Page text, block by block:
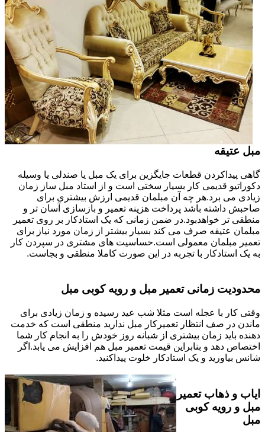
مبل عتیقه
گاهی پیداکردن قطعات جایگزین برای یک مبل یا صندلی یا وسیله
دکوراتیو قدیمی کار بسیار سختی است و از استاد مبل ساز زمان
زیادی می برد.هر چه آن مبلمان قدیمی ارزش بیشتری برای
صاحبش داشته باشد پرداخت هزینه تعمیر و بازسازی آسان تر و
منطقی تر خواهدبود.در ضمن زمانی که یک استادکار بر روی تعمیر
مبلمان عتیقه صرف می کند بسیار بیشتر از زمان مورد نیاز برای
تعمیر مبلمان معمولی است.حساسیت های مشتری در سپردن کار
به یک استادکار با تجربه در این صورت کاملا منطقی و بجاست.
محدودیت زمانی تعمیر مبل و رویه کوبی مبل
وقتی کار با عجله است مثلا شب عید رسیده و زمان زیادی برای
ماندن در صف انتظار تعمیرکار مبل ندارید منطقی است که خدمت
دهنده باید زمان بیشتری از شبانه روز خودش را به انجام کار شما
اختصاص دهد و بنابراین قیمت تعمیر مبل هم افزایش می یابد.اگر
شانس بیاورید و یک استادکار خلوت پیداکنید.
ایاب و ذهاب تعمیر
مبل و رویه کوبی
مبل